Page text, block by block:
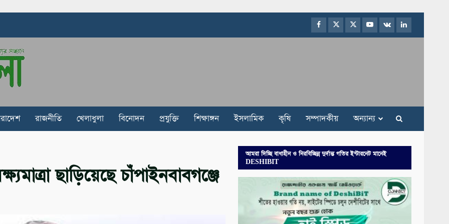
Facebook
TwitterInstagram
Youtube
VK LinkedIn
রাজনীতি খেলাধুলা বিনোদন প্রযুক্তি শিক্ষাঙ্গন ইসলামিক কৃষি সম্পাদকীয় অন্যান্য
ছাড়িয়েছে চাঁপাইনবাবগঞ্জে
আমরা দিচ্ছি বাধাহীন ও নিরবিচ্ছিন্ন দুর্দান্ত গতির ইন্টারনেট মানেই
DESHIBIT